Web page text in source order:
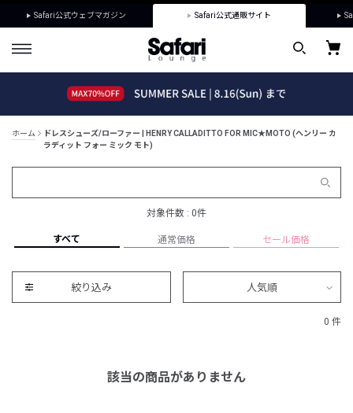
Safari公式ウェブマガジン Safari公式通販サイト
ホーム
ドレスシューズ/ローファー | HENRY CALLADITTO FOR MIC★MOTO (ヘンリー カ
ラディット フォー ミック モト)
対象件数 : 0件
すべて 通常価格 セール価格
絞り込み 人気順
0 件
該当の商品がありません